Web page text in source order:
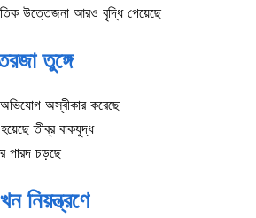
উত্তেজনা আরও বৃদ্ধি পেয়েছে
তুঙ্গে
অস্বীকার করেছে
তীব্র বাকযুদ্ধ
পারদ চড়ছে
নিয়ন্ত্রণে